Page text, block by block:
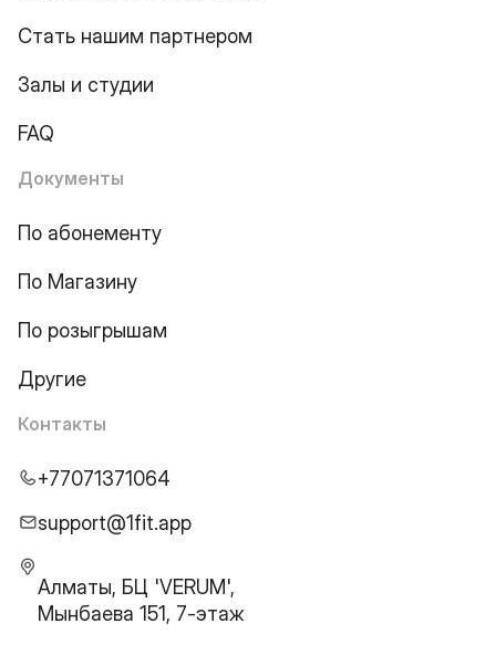
Стать нашим партнером
Залы и студии
FAQ
Документы
По абонементу
По Магазину
По розыгрышам
Другие
Контакты
+77071371064
support@1fit.app
Алматы, БЦ 'VERUM',
Мынбаева 151, 7-этаж